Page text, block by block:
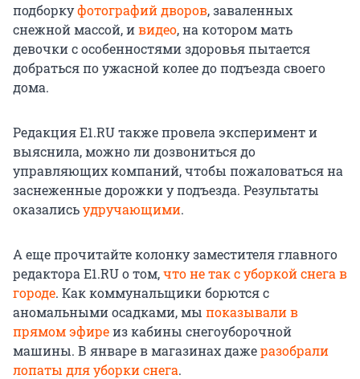
подборкуфотографий дворов, заваленных
снежной массой, ивидео, на котором мать
девочки с особенностями здоровья пытается
добраться по ужасной колее до подъезда своего
дома.
Редакция E1.RU также провела эксперимент и
выяснила, можно ли дозвониться до
управляющих компаний, чтобы пожаловаться на
заснеженные дорожки у подъезда. Результаты
оказалисьудручающими.
А еще прочитайте колонку заместителя главного
редактора E1.RU о том,что не так с уборкой снега в
городе. Как коммунальщики борются с
аномальными осадками, мы показывали в
прямом эфиреиз кабины снегоуборочной
машины. В январе в магазинах дажеразобрали
лопаты для уборки снега.